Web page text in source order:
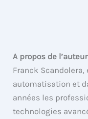
A propos de l’auteur
Franck Scandolera,
automatisation et
années les
technologies